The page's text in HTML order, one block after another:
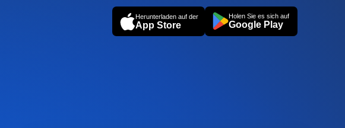
Herunterladen auf der
App Store
Holen Sie es sich auf
Google Play